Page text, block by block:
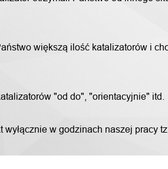
większą ilość katalizatorów i
"od do", "orientacyjnie" itd.
wyłącznie w godzinach naszej pracy